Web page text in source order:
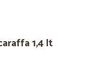
1,4 lt